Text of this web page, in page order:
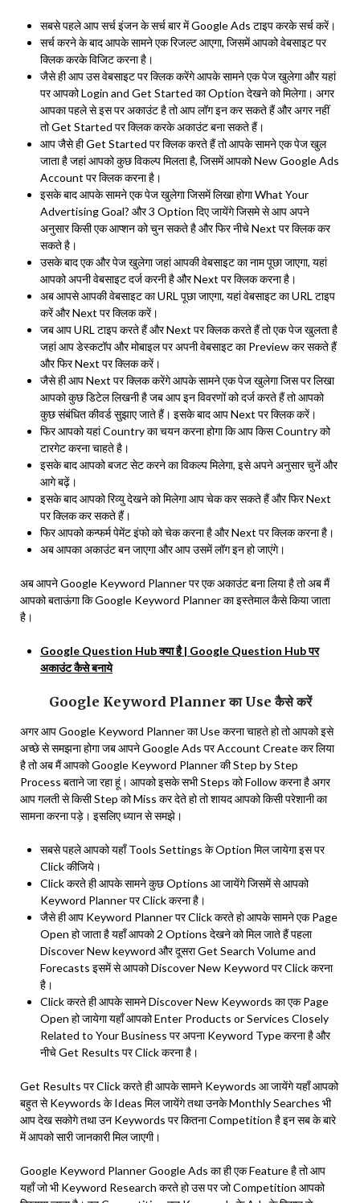
सबसे पहले आप सर्च इंजन के सर्च बार में Google Ads टाइप करके सर्च करें।
सर्च करने के बाद आपके सामने एक रिजल्ट आएगा, जिसमें आपको वेबसाइट पर
क्लिक करके विजिट करना है।
जैसे ही आप उस वेबसाइट पर क्लिक करेंगे आपके सामने एक पेज खुलेगा और यहां
पर आपको Login and Get Started का Option देखने को मिलेगा। अगर
आपका पहले से इस पर अकाउंट है तो आप लॉग इन कर सकते हैं और अगर नहीं
तो Get Started पर क्लिक करके अकाउंट बना सकते हैं।
आप जैसे ही Get Started पर क्लिक करते हैं तो आपके सामने एक पेज खुल
जाता है जहां आपको कुछ विकल्प मिलता है, जिसमें आपको New Google Ads
Account पर क्लिक करना है।
इसके बाद आपके सामने एक पेज खुलेगा जिसमें लिखा होगा What Your
Advertising Goal? और 3 Option दिए जायेंगे जिसमे से आप अपने
अनुसार किसी एक आप्शन को चुन सकते है और फिर नीचे Next पर क्लिक कर
सकते है।
उसके बाद एक और पेज खुलेगा जहां आपकी वेबसाइट का नाम पूछा जाएगा, यहां
आपको अपनी वेबसाइट दर्ज करनी है और Next पर क्लिक करना है।
अब आपसे आपकी वेबसाइट का URL पूछा जाएगा, यहां वेबसाइट का URL टाइप
करें और Next पर क्लिक करें।
जब आप URL टाइप करते हैं और Next पर क्लिक करते हैं तो एक पेज खुलता है
जहां आप डेस्कटॉप और मोबाइल पर अपनी वेबसाइट का Preview कर सकते हैं
और फिर Next पर क्लिक करें।
जैसे ही आप Next पर क्लिक करेंगे आपके सामने एक पेज खुलेगा जिस पर लिखा
आपको कुछ डिटेल लिखनी है जब आप इन विवरणों को दर्ज करते हैं तो आपको
कुछ संबंधित कीवर्ड सुझाए जाते हैं। इसके बाद आप Next पर क्लिक करें।
फिर आपको यहां Country का चयन करना होगा कि आप किस Country को
टारगेट करना चाहते है।
इसके बाद आपको बजट सेट करने का विकल्प मिलेगा, इसे अपने अनुसार चुनें और
आगे बढ़ें।
इसके बाद आपको रिव्यु देखने को मिलेगा आप चेक कर सकते हैं और फिर Next
पर क्लिक कर सकते हैं।
फिर आपको कन्फर्म पेमेंट इंफो को चेक करना है और Next पर क्लिक करना है।
अब आपका अकाउंट बन जाएगा और आप उसमें लॉग इन हो जाएंगे।
अब आपने Google Keyword Planner पर एक अकाउंट बना लिया है तो अब मैं
आपको बताऊंगा कि Google Keyword Planner का इस्तेमाल कैसे किया जाता
है।
Google Question Hub क्या है | Google Question Hub पर
अकाउंट कैसे बनाये
Google Keyword Planner का Use कैसे करें
अगर आप Google Keyword Planner का Use करना चाहते हो तो आपको इसे
अच्छे से समझना होगा जब आपने Google Ads पर Account Create कर लिया
है तो अब मैं आपको Google Keyword Planner की Step by Step
Process बताने जा रहा हूं। आपको इसके सभी Steps को Follow करना है अगर
आप गलती से किसी Step को Miss कर देते हो तो शायद आपको किसी परेशानी का
सामना करना पड़े। इसलिए ध्यान से समझे।
सबसे पहले आपको यहाँ Tools Settings के Option मिल जायेगा इस पर
Click कीजिये।
Click करते ही आपके सामने कुछ Options आ जायेंगे जिसमें से आपको
Keyword Planner पर Click करना है।
जैसे ही आप Keyword Planner पर Click करते हो आपके सामने एक Page
Open हो जाता है यहाँ आपको 2 Options देखने को मिल जाते हैं पहला
Discover New keyword और दूसरा Get Search Volume and
Forecasts इसमें से आपको Discover New Keyword पर Click करना
है।
Click करते ही आपके सामने Discover New Keywords का एक Page
Open हो जायेगा यहाँ आपको Enter Products or Services Closely
Related to Your Business पर अपना Keyword Type करना है और
नीचे Get Results पर Click करना है।
Get Results पर Click करते ही आपके सामने Keywords आ जायेंगे यहाँ आपको
बहुत से Keywords के Ideas मिल जायेंगे तथा उनके Monthly Searches भी
आप देख सकोगे तथा उन Keywords पर कितना Competition है इन सब के बारे
में आपको सारी जानकारी मिल जाएगी।
Google Keyword Planner Google Ads का ही एक Feature है तो आप
यहाँ जो भी Keyword Research करते हो उस पर जो Competition आपको